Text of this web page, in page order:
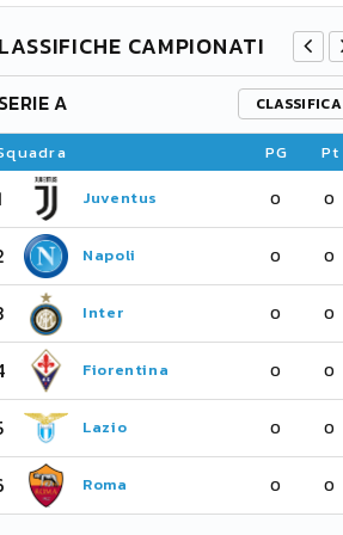
CAMPIONATI
SERIE A CLASSIFICA
PG Pt
Juventus 0 0
Napoli 0 0
Inter 0 0
Fiorentina 0 0
Lazio 0 0
Roma 0 0